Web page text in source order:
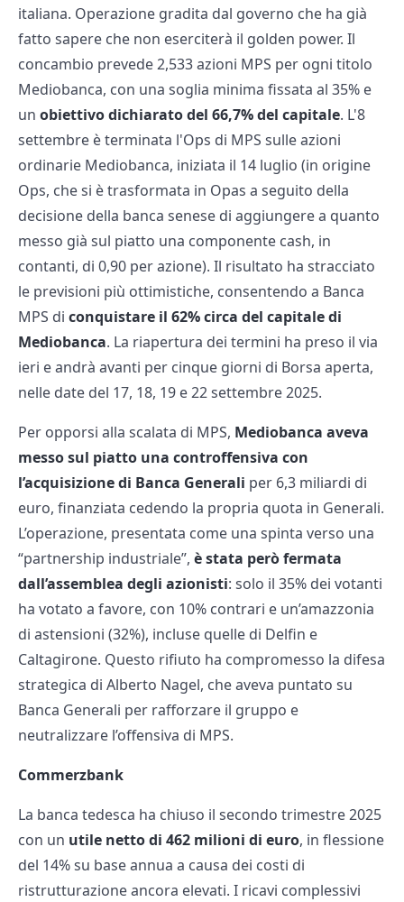
italiana. Operazione gradita dal governo che ha già
fatto sapere che non eserciterà il golden power. Il
concambio prevede 2,533 azioni MPS per ogni titolo
Mediobanca, con una soglia minima fissata al 35% e
un obiettivo dichiarato del 66,7% del capitale. L'8
settembre è terminata l'Ops di MPS sulle azioni
ordinarie Mediobanca, iniziata il 14 luglio (in origine
Ops, che si è trasformata in Opas a seguito della
decisione della banca senese di aggiungere a quanto
messo già sul piatto una componente cash, in
contanti, di 0,90 per azione). Il risultato ha stracciato
le previsioni più ottimistiche, consentendo a Banca
MPS di conquistare il 62% circa del capitale di
Mediobanca. La riapertura dei termini ha preso il via
ieri e andrà avanti per cinque giorni di Borsa aperta,
nelle date del 17, 18, 19 e 22 settembre 2025.
Per opporsi alla scalata di MPS, Mediobanca aveva
messo sul piatto una controffensiva con
l’acquisizione di Banca Generali per 6,3 miliardi di
euro, finanziata cedendo la propria quota in Generali.
L’operazione, presentata come una spinta verso una
“partnership industriale”, è stata però fermata
dall’assemblea degli azionisti: solo il 35% dei votanti
ha votato a favore, con 10% contrari e un’amazzonia
di astensioni (32%), incluse quelle di Delfin e
Caltagirone. Questo rifiuto ha compromesso la difesa
strategica di Alberto Nagel, che aveva puntato su
Banca Generali per rafforzare il gruppo e
neutralizzare l’offensiva di MPS.
Commerzbank
La banca tedesca ha chiuso il secondo trimestre 2025
con un utile netto di 462 milioni di euro, in flessione
del 14% su base annua a causa dei costi di
ristrutturazione ancora elevati. I ricavi complessivi